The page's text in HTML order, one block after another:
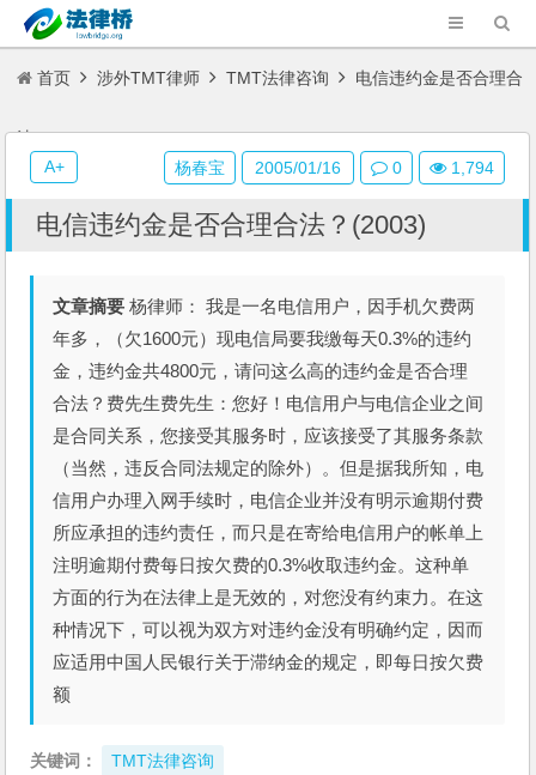
首页 涉外TMT律师 TMT法律咨询 电信违约金是否合理合
法？(2003)
电信违约金是否合理合法？(2003)
文章摘要 杨律师： 我是一名电信用户，因手机欠费两
年多，（欠1600元）现电信局要我缴每天0.3%的违约
金，违约金共4800元，请问这么高的违约金是否合理
合法？费先生费先生：您好！电信用户与电信企业之间
是合同关系，您接受其服务时，应该接受了其服务条款
（当然，违反合同法规定的除外）。但是据我所知，电
信用户办理入网手续时，电信企业并没有明示逾期付费
所应承担的违约责任，而只是在寄给电信用户的帐单上
注明逾期付费每日按欠费的0.3%收取违约金。这种单
方面的行为在法律上是无效的，对您没有约束力。在这
种情况下，可以视为双方对违约金没有明确约定，因而
应适用中国人民银行关于滞纳金的规定，即每日按欠费
额
关键词： TMT法律咨询
杨春宝 2005/01/16 0 1,794
A+